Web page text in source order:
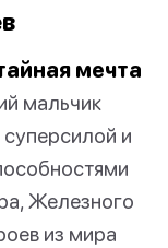
мечта
мальчик
и
Железного
из мира